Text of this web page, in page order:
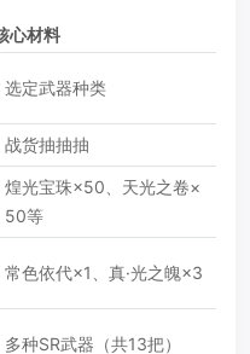
心材料
选定武器种类
战货抽抽抽
煌光宝珠×50、天光之卷×
50等
常色依代×1、真·光之魄×3
多种SR武器（共13把）